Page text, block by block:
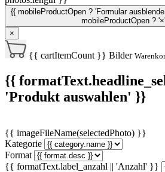
{{ mobileProductOpen ? 'Formular
mobileProductOpen ?
×
{{ cartItemCount }} Bilder
{{
'Produkt auswahlen' }}
{{ imageFileName(selectedPhoto) }}
Kategorie
Format
{{ formatText.label_anzahl || 'Anzahl' }}